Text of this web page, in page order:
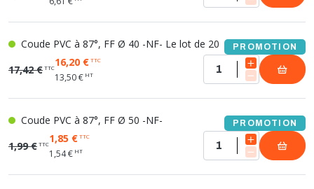
Coude PVC à 87°, FF Ø 40 -NF- Le lot de 20 PROMOTION
17,42 €TTC16,20 €TTC
13,50 € HT
Coude PVC à 87°, FF Ø 50 -NF- PROMOTION
1,99 €TTC1,85 €TTC
1,54 € HT